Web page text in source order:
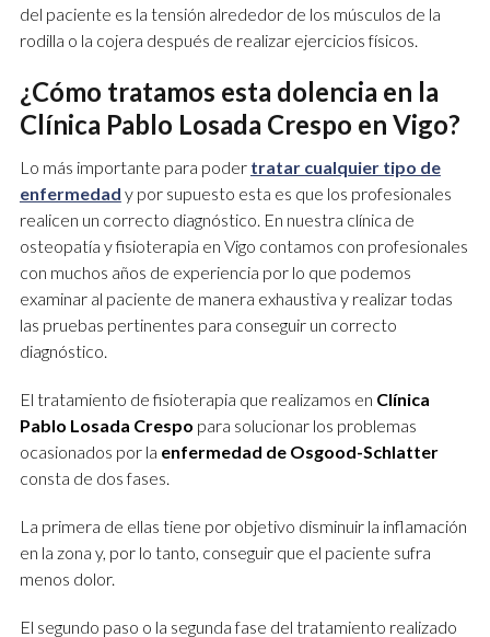
del paciente es la tensión alrededor de los músculos de la
rodilla o la cojera después de realizar ejercicios físicos.
¿Cómo tratamos esta dolencia en la
Clínica Pablo Losada Crespo en Vigo?
Lo más importante para poder tratar cualquier tipo de
enfermedad y por supuesto esta es que los profesionales
realicen un correcto diagnóstico. En nuestra clínica de
osteopatía y fisioterapia en Vigo contamos con profesionales
con muchos años de experiencia por lo que podemos
examinar al paciente de manera exhaustiva y realizar todas
las pruebas pertinentes para conseguir un correcto
diagnóstico.
El tratamiento de fisioterapia que realizamos en Clínica
Pablo Losada Crespo para solucionar los problemas
ocasionados por la enfermedad de Osgood-Schlatter
consta de dos fases.
La primera de ellas tiene por objetivo disminuir la inflamación
en la zona y, por lo tanto, conseguir que el paciente sufra
menos dolor.
El segundo paso o la segunda fase del tratamiento realizado